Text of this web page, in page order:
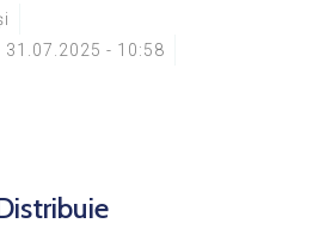
31.07.2025 - 10:58